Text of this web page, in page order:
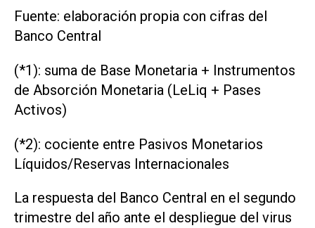
Fuente: elaboración propia con cifras del
Banco Central
(*1): suma de Base Monetaria + Instrumentos
de Absorción Monetaria (LeLiq + Pases
Activos)
(*2): cociente entre Pasivos Monetarios
Líquidos/Reservas Internacionales
La respuesta del Banco Central en el segundo
trimestre del año ante el despliegue del virus